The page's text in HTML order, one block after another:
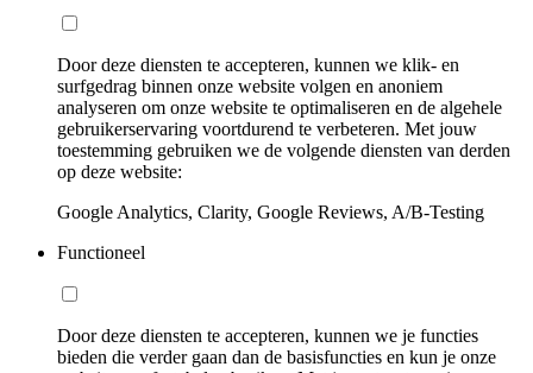
Door deze diensten te accepteren, kunnen we klik- en
surfgedrag binnen onze website volgen en anoniem
analyseren om onze website te optimaliseren en de algehele
gebruikerservaring voortdurend te verbeteren. Met jouw
toestemming gebruiken we de volgende diensten van derden
op deze website:
Google Analytics, Clarity, Google Reviews, A/B-Testing
Functioneel
Door deze diensten te accepteren, kunnen we je functies
bieden die verder gaan dan de basisfuncties en kun je onze